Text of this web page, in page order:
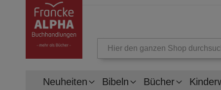
Neuheiten Bibeln Bücher